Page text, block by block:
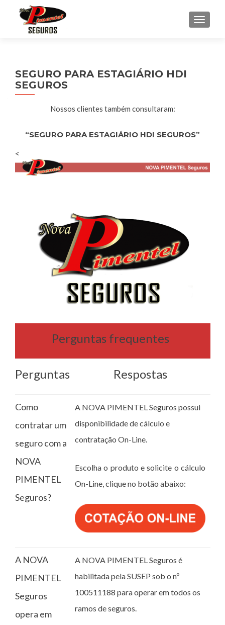
SEGURO PARA ESTAGIÁRIO HDI
SEGUROS
Nossos clientes também consultaram:
“SEGURO PARA ESTAGIÁRIO HDI SEGUROS”
<
Perguntas frequentes
Perguntas Respostas
Como
contratar um
seguro com a
NOVA
PIMENTEL
Seguros?
A NOVA PIMENTEL Seguros possui
disponibilidade de cálculo e
contratação On-Line.
Escolha o produto e solicite o cálculo
On-Line, clique no botão abaixo:
A NOVA
PIMENTEL
Seguros
opera em
A NOVA PIMENTEL Seguros é
habilitada pela SUSEP sob o nº
100511188 para operar em todos os
ramos de seguros.